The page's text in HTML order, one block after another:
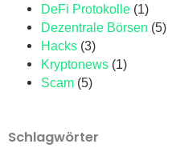
DeFi Protokolle (1)
Dezentrale Börsen (5)
Hacks (3)
Kryptonews (1)
Scam (5)
Schlagwörter